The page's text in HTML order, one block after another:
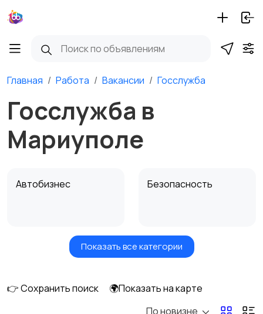
Главная Работа Вакансии Госслужба
Госслужба в
Мариуполе
Автобизнес Безопасность
Бытовые услуги и
Высший менеджмент
Показать все категории
👉 Сохранить поиск
🌍Показать на карте
По новизне